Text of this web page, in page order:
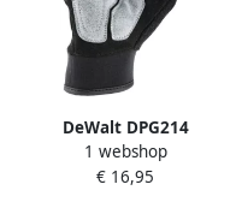
DeWalt DPG214
Performance Handschoen |
3-vinger | Maat L
1 webshop
€ 16,95